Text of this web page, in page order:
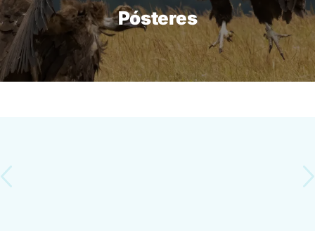
Pósteres